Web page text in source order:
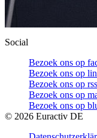
Social
Bezoek ons op
Bezoek ons op
Bezoek ons op
Bezoek ons op
Bezoek ons op
© 2026 Euractiv DE